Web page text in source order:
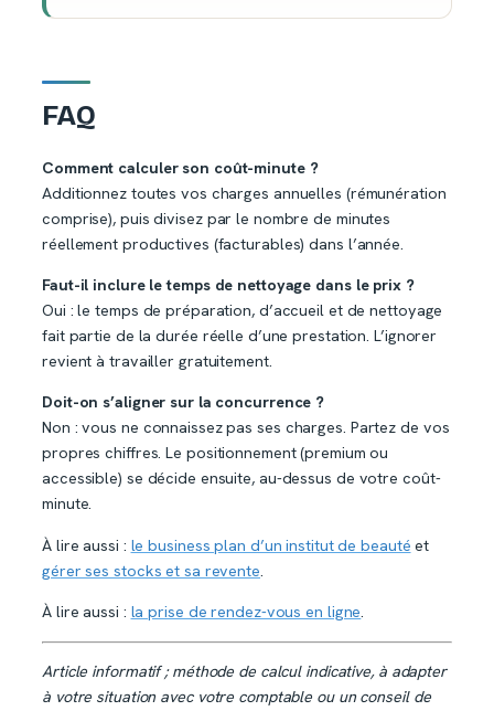
FAQ
Comment calculer son coût-minute ?
Additionnez toutes vos charges annuelles (rémunération
comprise), puis divisez par le nombre de minutes
réellement productives (facturables) dans l’année.
Faut-il inclure le temps de nettoyage dans le prix ?
Oui : le temps de préparation, d’accueil et de nettoyage
fait partie de la durée réelle d’une prestation. L’ignorer
revient à travailler gratuitement.
Doit-on s’aligner sur la concurrence ?
Non : vous ne connaissez pas ses charges. Partez de vos
propres chiffres. Le positionnement (premium ou
accessible) se décide ensuite, au-dessus de votre coût-
minute.
À lire aussi : le business plan d’un institut de beauté et
gérer ses stocks et sa revente.
À lire aussi : la prise de rendez-vous en ligne.
Article informatif ; méthode de calcul indicative, à adapter
à votre situation avec votre comptable ou un conseil de